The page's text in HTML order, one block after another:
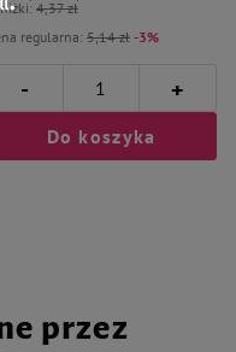
regularna: 5,14 zł -3%
4,37 zł
- +
Do koszyka
przez